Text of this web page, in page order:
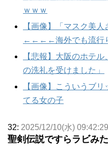
ｗｗｗ
【画像】「マスク美人
←←←←海外でも流行
【悲報】大阪のホテ
の洗礼を受けました」
【画像】こういうブ
てる女の子
32: 2025/12/10(水)
聖剣伝説ですらラビみ